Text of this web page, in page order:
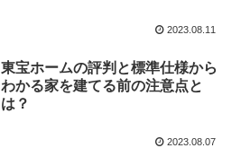
2023.08.11
東宝ホームの評判と標準仕様から
わかる家を建てる前の注意点と
は？
2023.08.07